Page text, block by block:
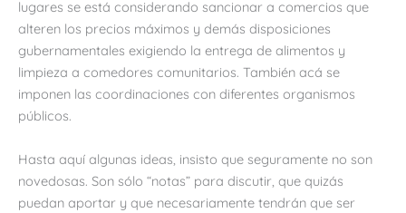
lugares se está considerando sancionar a comercios que
alteren los precios máximos y demás disposiciones
gubernamentales exigiendo la entrega de alimentos y
limpieza a comedores comunitarios. También acá se
imponen las coordinaciones con diferentes organismos
públicos.
Hasta aquí algunas ideas, insisto que seguramente no son
novedosas. Son sólo “notas” para discutir, que quizás
puedan aportar y que necesariamente tendrán que ser